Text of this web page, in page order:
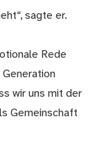
sagte er.
Rede
Generation
wir uns mit der
Gemeinschaft